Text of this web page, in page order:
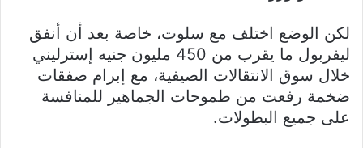
لكن الوضع اختلف مع سلوت، خاصة بعد أن أنفق
ليفربول ما يقرب من 450 مليون جنيه إسترليني
خلال سوق الانتقالات الصيفية، مع إبرام صفقات
ضخمة رفعت من طموحات الجماهير للمنافسة
على جميع البطولات.